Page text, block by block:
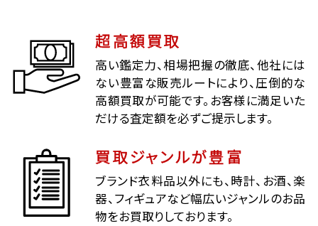
超高額買取
高い鑑定力、相場把握の徹底、他社には
ない豊富な販売ルートにより、圧倒的な
高額買取が可能です。お客様に満足いた
だける査定額を必ずご提示します。
買取ジャンルが豊富
ブランド衣料品以外にも、時計、お酒、楽
器、フィギュアなど幅広いジャンルのお品
物をお買取りしております。